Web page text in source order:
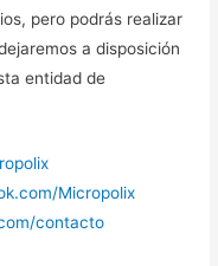
pero podrás realizar
a disposición
entidad de
Micropolix
contacto